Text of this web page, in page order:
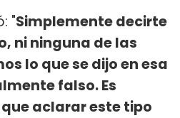
"Simplemente decirte
ni ninguna de las
lo que se dijo en esa
falso. Es
aclarar este tipo